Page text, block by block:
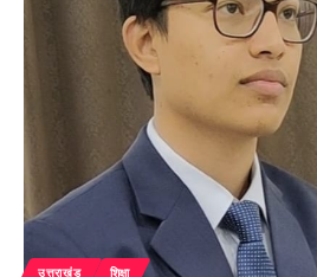
उत्तराखंड शिक्षा